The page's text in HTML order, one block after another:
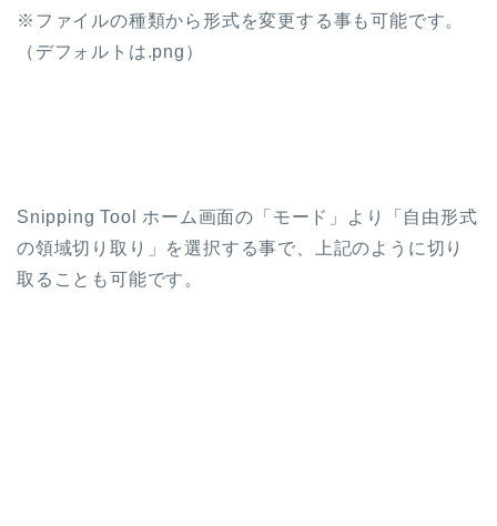
※ファイルの種類から形式を変更する事も可能です。
（デフォルトは.png）
Snipping Tool ホーム画面の「モード」より「自由形式
の領域切り取り」を選択する事で、上記のように切り
取ることも可能です。